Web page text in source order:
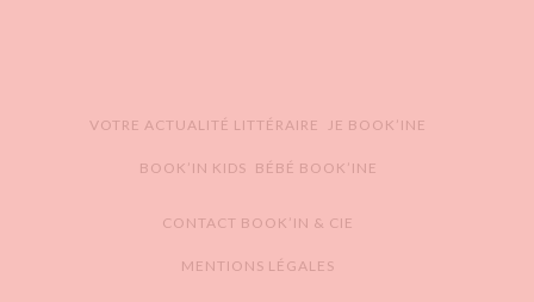
VOTRE ACTUALITÉ LITTÉRAIRE JE BOOK’INE
BOOK’IN KIDS BÉBÉ BOOK’INE
CONTACT BOOK’IN & CIE
MENTIONS LÉGALES